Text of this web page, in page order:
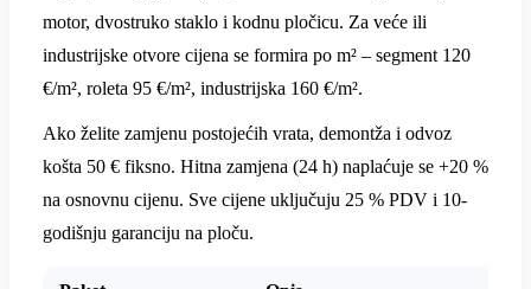
motor, dvostruko staklo i kodnu pločicu. Za veće ili
industrijske otvore cijena se formira po m² – segment 120
€/m², roleta 95 €/m², industrijska 160 €/m².
Ako želite zamjenu postojećih vrata, demontža i odvoz
košta 50 € fiksno. Hitna zamjena (24 h) naplaćuje se +20 %
na osnovnu cijenu. Sve cijene uključuju 25 % PDV i 10-
godišnju garanciju na ploču.